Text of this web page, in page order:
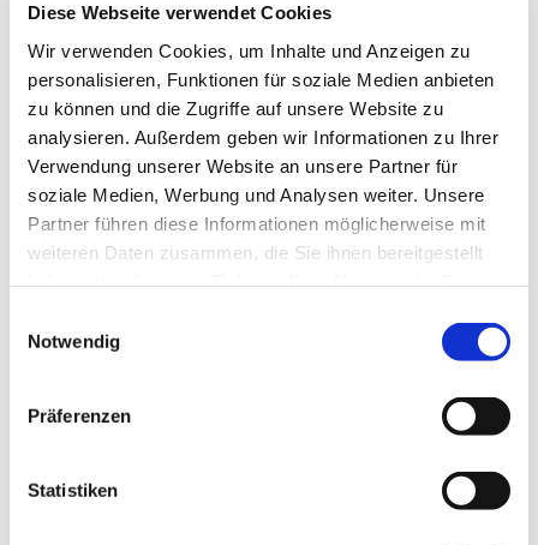
Diese Webseite verwendet Cookies
Wir verwenden Cookies, um Inhalte und Anzeigen zu
personalisieren, Funktionen für soziale Medien anbieten
zu können und die Zugriffe auf unsere Website zu
analysieren. Außerdem geben wir Informationen zu Ihrer
Verwendung unserer Website an unsere Partner für
soziale Medien, Werbung und Analysen weiter. Unsere
Partner führen diese Informationen möglicherweise mit
weiteren Daten zusammen, die Sie ihnen bereitgestellt
Notwendig
Präferenzen
Statistiken
Kapelle am Dahler Friedhof,
Hoffnungstaler Str. 7, 58091 Hagen
Pfr. Uwe Stein